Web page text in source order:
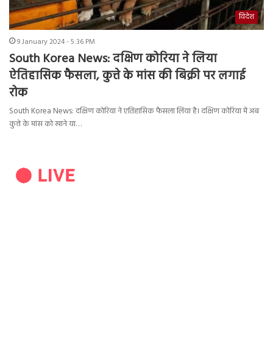
विदेश
9 January 2024 - 5:36 PM
South Korea News: दक्षिण कोरिया ने लिया
ऐतिहासिक फैसला, कुत्ते के मांस की बिक्री पर लगाई
रोक
South Korea News: दक्षिण कोरिया ने एतिहासिक फैसला लिया है। दक्षिण कोरिया में अब
कुत्ते के मांस को खाने या…